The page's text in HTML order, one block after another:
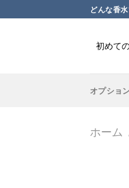
to
どんな香
初めて
オプショ
ホーム